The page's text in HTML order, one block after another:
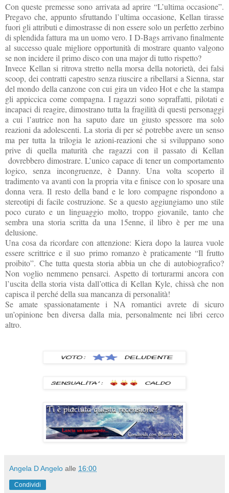
Con queste premesse sono arrivata ad aprire “L’ultima occasione”.
Pregavo che, appunto sfruttando l’ultima occasione, Kellan tirasse
fuori gli attributi e dimostrasse di non essere solo un perfetto zerbino
di splendida fattura ma un uomo vero. I D-Bags arrivano finalmente
al successo quale migliore opportunità di mostrare quanto valgono
se non incidere il primo disco con una major di tutto rispetto?
Invece Kellan si ritrova stretto nella morsa della notorietà, dei falsi
scoop, dei contratti capestro senza riuscire a ribellarsi a Sienna, star
del mondo della canzone con cui gira un video Hot e che la stampa
gli appiccica come compagna. I ragazzi sono sopraffatti, pilotati e
incapaci di reagire, dimostrano tutta la fragilità di questi personaggi
a cui l’autrice non ha saputo dare un giusto spessore ma solo
reazioni da adolescenti. La storia di per sé potrebbe avere un senso
ma per tutta la trilogia le azioni-reazioni che si sviluppano sono
prive di quella maturità che ragazzi con il passato di Kellan
dovrebbero dimostrare. L’unico capace di tener un comportamento
logico, senza incongruenze, è Danny. Una volta scoperto il
tradimento va avanti con la propria vita e finisce con lo sposare una
donna vera. Il resto della band e le loro compagne rispondono a
stereotipi di facile costruzione. Se a questo aggiungiamo uno stile
poco curato e un linguaggio molto, troppo giovanile, tanto che
sembra una storia scritta da una 15enne, il libro è per me una
delusione.
Una cosa da ricordare con attenzione: Kiera dopo la laurea vuole
essere scrittrice e il suo primo romanzo è praticamente “Il frutto
proibito”. Che tutta questa storia abbia un che di autobiografico?
Non voglio nemmeno pensarci. Aspetto di torturarmi ancora con
l’uscita della storia vista dall’ottica di Kellan Kyle, chissà che non
capisca il perché della sua mancanza di personalità!
Se amate spassionatamente i NA romantici avrete di sicuro
un’opinione ben diversa dalla mia, personalmente nei libri cerco
altro.
Angela D Angelo alle 16:00
Condividi